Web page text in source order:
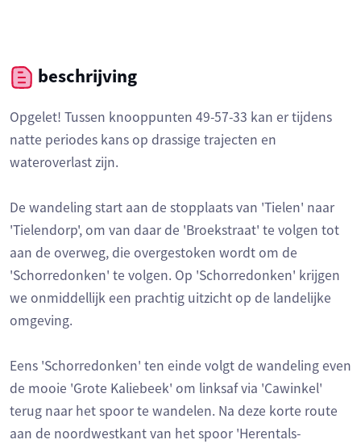
beschrijving
Opgelet! Tussen knooppunten 49-57-33 kan er tijdens
natte periodes kans op drassige trajecten en
wateroverlast zijn.
De wandeling start aan de stopplaats van 'Tielen' naar
'Tielendorp', om van daar de 'Broekstraat' te volgen tot
aan de overweg, die overgestoken wordt om de
'Schorredonken' te volgen. Op 'Schorredonken' krijgen
we onmiddellijk een prachtig uitzicht op de landelijke
omgeving.
Eens 'Schorredonken' ten einde volgt de wandeling even
de mooie 'Grote Kaliebeek' om linksaf via 'Cawinkel'
terug naar het spoor te wandelen. Na deze korte route
aan de noordwestkant van het spoor 'Herentals-